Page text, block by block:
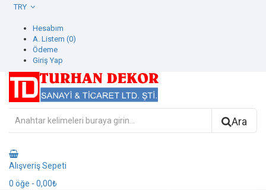
Hesabım
A. Listem (0)
Ödeme
Giriş Yap
Ara
Alışveriş Sepeti
0 öğe - 0,00₺